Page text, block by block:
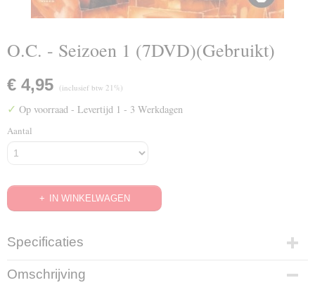
O.C. - Seizoen 1 (7DVD)(Gebruikt)
€ 4,95 (inclusief btw 21%)
✓ Op voorraad - Levertijd 1 - 3 Werkdagen
Aantal
IN WINKELWAGEN
Specificaties
EAN code
7321932396805
Omschrijving